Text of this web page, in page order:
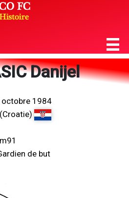
Danijel
octobre 1984
de but